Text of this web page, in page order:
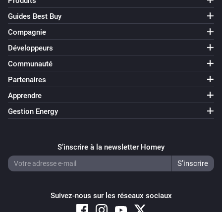
Guides Best Buy
Compagnie
Développeurs
Communauté
Partenaires
Apprendre
Gestion Energy
S’inscrire à la newsletter Homey
Suivez-nous sur les réseaux sociaux